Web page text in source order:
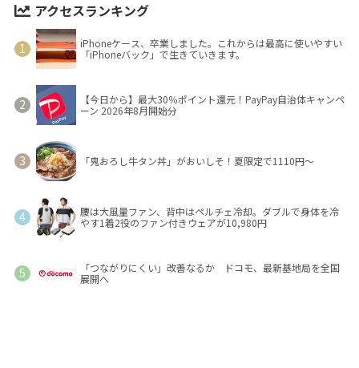
アクセスランキング
iPhoneケース、卒業しました。これからは最高に使いやすい
「iPhoneバック」で生きていきます。
【今日から】最大30％ポイント還元！PayPay自治体キャンペ
ーン 2026年8月開始分
「鬼おろし牛タン丼」がおいしそ！夏限定で1110円～
腰は大風量ファン、背中はペルチェ冷却。ダブルで身体を冷
やす1着2役のファン付きウェアが10,980円
「つながりにくい」改善なるか ドコモ、最新基地局を全国
展開へ